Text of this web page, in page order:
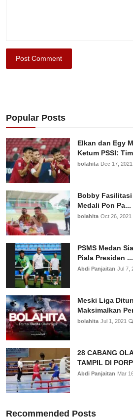
Post Comment
Popular Posts
Elkan dan Egy
Ketum PSSI:
bolahita Dec 17, 2021
Bobby Fasilitasi
Medali Pon Pa...
bolahita Oct 26, 2021
PSMS Medan
Piala Presiden ...
Abdi Panjaitan Jul 7,
Meski Liga
Maksimalkan
bolahita Jul 1, 2021
28 CABANG
TAMPIL DI
Abdi Panjaitan Mar
Recommended Posts